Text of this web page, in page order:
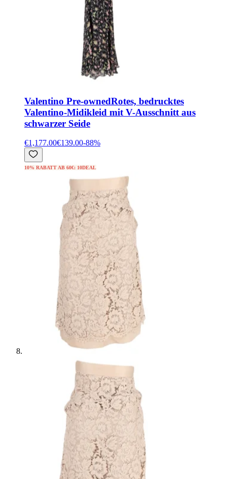
Valentino Pre-ownedRotes, bedrucktes
Valentino-Midikleid mit V-Ausschnitt aus
schwarzer Seide
€1,177.00€139.00-88%
10% RABATT AB 60€: 10DEAL